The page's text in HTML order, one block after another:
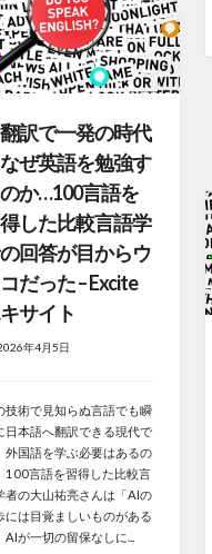
訳で一発の時代
ぜ英語を勉強す
か…100言語を
した比較言語学
回答が目からウ
だった – Excite
サイト
年4月5日
技術で見知らぬ言語でも瞬
日本語へ翻訳できる現代で
外国語を学ぶ必要はあるの
100言語を習得した比較言
者の大山祐亮さんは「AIの
には目覚ましいものがある
AIが一切の留保なしに...